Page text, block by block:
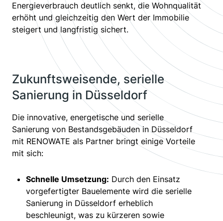
Energieverbrauch deutlich senkt, die Wohnqualität
erhöht und gleichzeitig den Wert der Immobilie
steigert und langfristig sichert.
Zukunftsweisende, serielle
Sanierung in Düsseldorf
Die innovative, energetische und serielle
Sanierung von Bestandsgebäuden in Düsseldorf
mit RENOWATE als Partner bringt einige Vorteile
mit sich:
Schnelle Umsetzung: Durch den Einsatz
vorgefertigter Bauelemente wird die serielle
Sanierung in Düsseldorf erheblich
beschleunigt, was zu kürzeren sowie